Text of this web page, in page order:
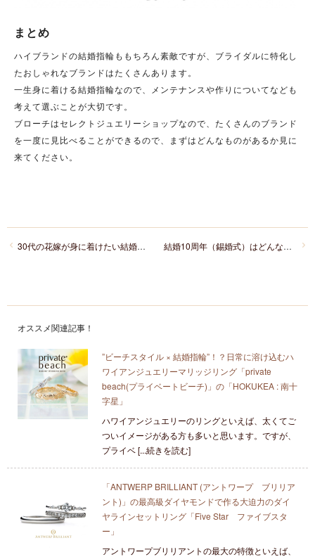
まとめ
ハイブランドの結婚指輪ももちろん素敵ですが、ブライダルに特化し
たおしゃれなブランドはたくさんあります。
一生身に着ける結婚指輪なので、メンテナンスや作りについてなども
考えて選ぶことが大切です。
ブローチはセレクトジュエリーショップなので、たくさんのブランド
を一度に見比べることができるので、まずはどんなものがあるか見に
来てください。
結婚10周年（錫婚式）はどんな風にお祝いする？夫から妻へ贈るプレゼント
30代の花嫁が身に着けたい結婚指輪のデザイン
オススメ関連記事！
”ビーチスタイル × 結婚指輪”！？日常に溶け込むハ
ワイアンジュエリーマリッジリング「private
beach(プライベートビーチ)」の「HOKUKEA : 南十
字星」
ハワイアンジュエリーのリングといえば、太くてご
ついイメージがある方も多いと思います。ですが、
プライベ [...続きを読む]
「ANTWERP BRILLIANT (アントワープ ブリリア
ント)」の最高級ダイヤモンドで作る大迫力のダイ
ヤラインセットリング「Five Star ファイブスタ
ー」
アントワープブリリアントの最大の特徴といえば、